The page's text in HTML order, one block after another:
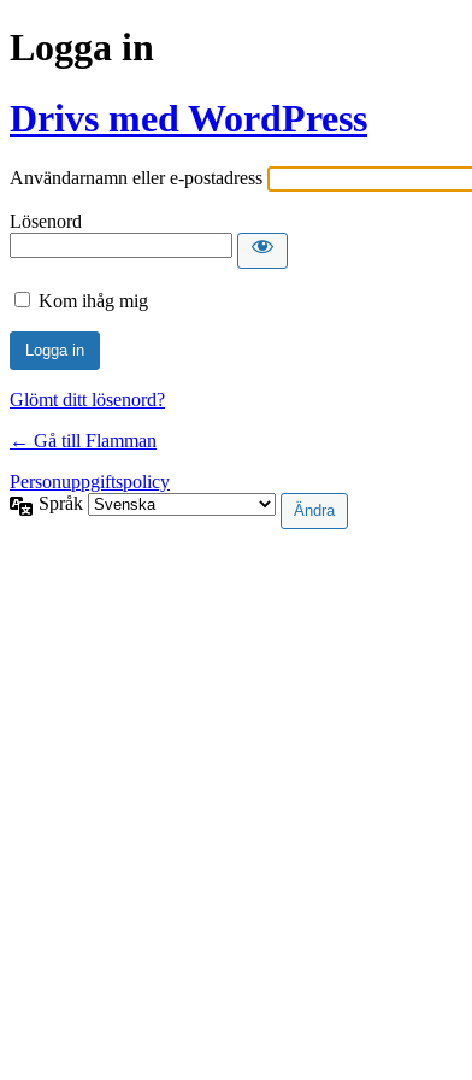
Logga in
Drivs med WordPress
Användarnamn eller e-postadress
Lösenord
Kom ihåg mig
Glömt ditt lösenord?
← Gå till Flamman
Personuppgiftspolicy
Språk